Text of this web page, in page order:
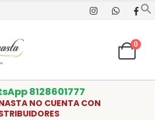
0
8128601777
NO CUENTA CON